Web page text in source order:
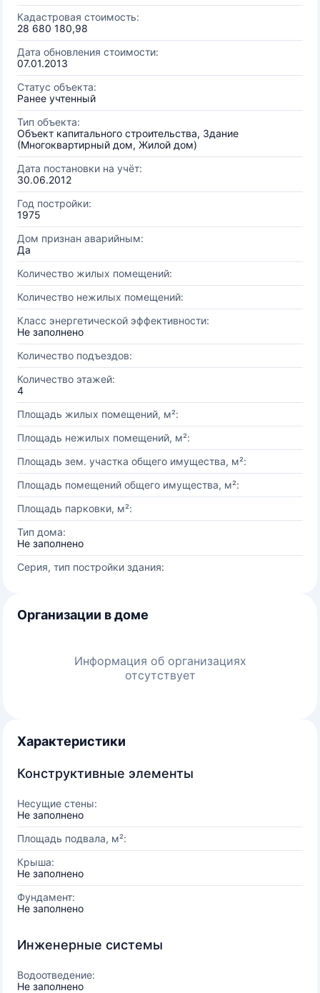
Кадастровая стоимость:
28 680 180,98
Дата обновления стоимости:
07.01.2013
Статус объекта:
Ранее учтенный
Тип объекта:
Объект капитального строительства, Здание
(Многоквартирный дом, Жилой дом)
Дата постановки на учёт:
30.06.2012
Год постройки:
1975
Дом признан аварийным:
Да
Количество жилых помещений:
Количество нежилых помещений:
Класс энергетической эффективности:
Не заполнено
Количество подъездов:
Количество этажей:
4
Площадь жилых помещений, м²:
Площадь нежилых помещений, м²:
Площадь зем. участка общего имущества, м²:
Площадь помещений общего имущества, м²:
Площадь парковки, м²:
Тип дома:
Не заполнено
Серия, тип постройки здания:
Организации в доме
Информация об организациях
отсутствует
Характеристики
Конструктивные элементы
Несущие стены:
Не заполнено
Площадь подвала, м²:
Крыша:
Не заполнено
Фундамент:
Не заполнено
Инженерные системы
Водоотведение:
Не заполнено